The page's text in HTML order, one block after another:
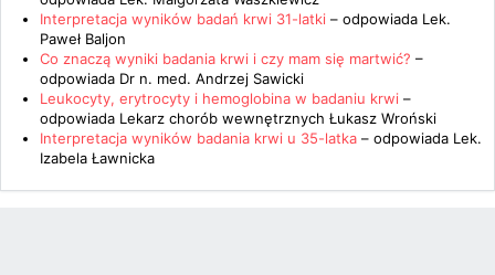
Interpretacja wyników badań krwi 31-latki – odpowiada Lek.
Paweł Baljon
Co znaczą wyniki badania krwi i czy mam się martwić? –
odpowiada Dr n. med. Andrzej Sawicki
Leukocyty, erytrocyty i hemoglobina w badaniu krwi –
odpowiada Lekarz chorób wewnętrznych Łukasz Wroński
Interpretacja wyników badania krwi u 35-latka – odpowiada Lek.
Izabela Ławnicka